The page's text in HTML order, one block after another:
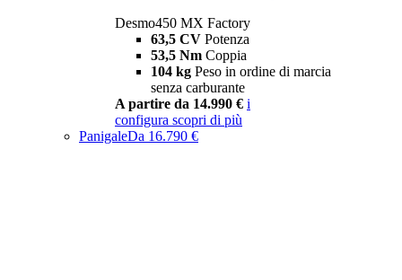
Desmo450 MX Factory
63,5 CV Potenza
53,5 Nm Coppia
104 kg Peso in ordine di marcia
senza carburante
A partire da 14.990 € i
configura scopri di più
PanigaleDa 16.790 €